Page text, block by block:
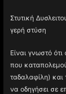
Στυτική
γερή στύση
Είναι γνωστό
που
ταδαλαφίλη) και
να οδηγήσει σε